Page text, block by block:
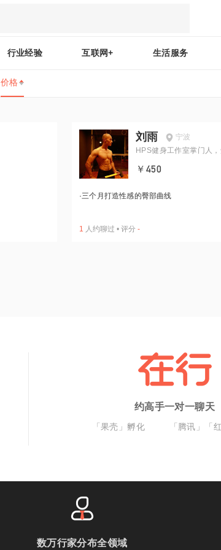
行业经验 互联网+ 生活服务
价格
刘雨
宁波
HPS健身工作室掌门人
￥450
·三个月打造性感的臀部曲线
1 人约聊过 • 评分 -
约高手一对一聊天
「果壳」孵化 「腾讯」「
数万行家分布全领域